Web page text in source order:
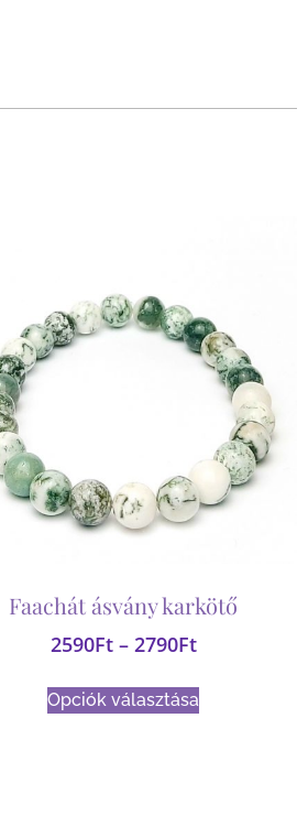
Faachát ásvány karkötő
2590Ft – 2790Ft
Opciók választása